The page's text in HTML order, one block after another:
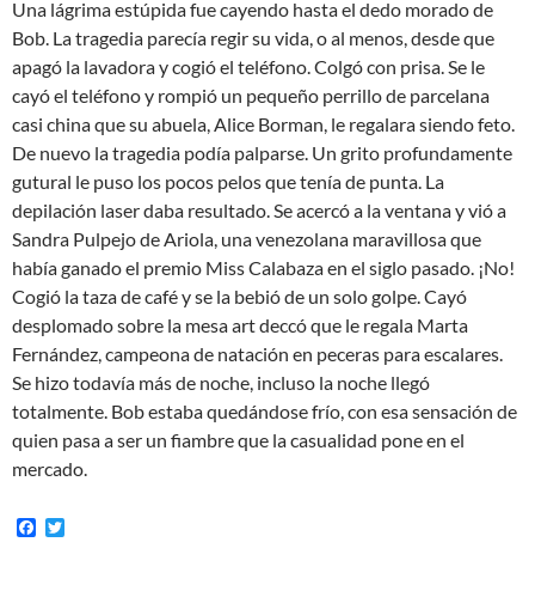
Una lágrima estúpida fue cayendo hasta el dedo morado de
Bob. La tragedia parecía regir su vida, o al menos, desde que
apagó la lavadora y cogió el teléfono. Colgó con prisa. Se le
cayó el teléfono y rompió un pequeño perrillo de parcelana
casi china que su abuela, Alice Borman, le regalara siendo feto.
De nuevo la tragedia podía palparse. Un grito profundamente
gutural le puso los pocos pelos que tenía de punta. La
depilación laser daba resultado. Se acercó a la ventana y vió a
Sandra Pulpejo de Ariola, una venezolana maravillosa que
había ganado el premio Miss Calabaza en el siglo pasado. ¡No!
Cogió la taza de café y se la bebió de un solo golpe. Cayó
desplomado sobre la mesa art deccó que le regala Marta
Fernández, campeona de natación en peceras para escalares.
Se hizo todavía más de noche, incluso la noche llegó
totalmente. Bob estaba quedándose frío, con esa sensación de
quien pasa a ser un fiambre que la casualidad pone en el
mercado.
F